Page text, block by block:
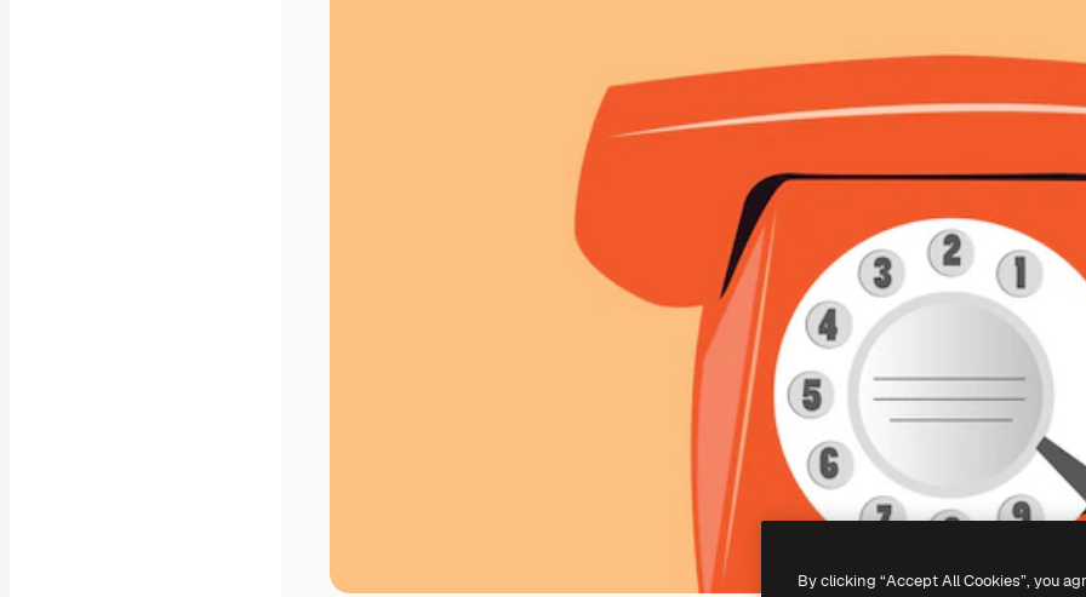
By clicking “Accept All Cookies”, you